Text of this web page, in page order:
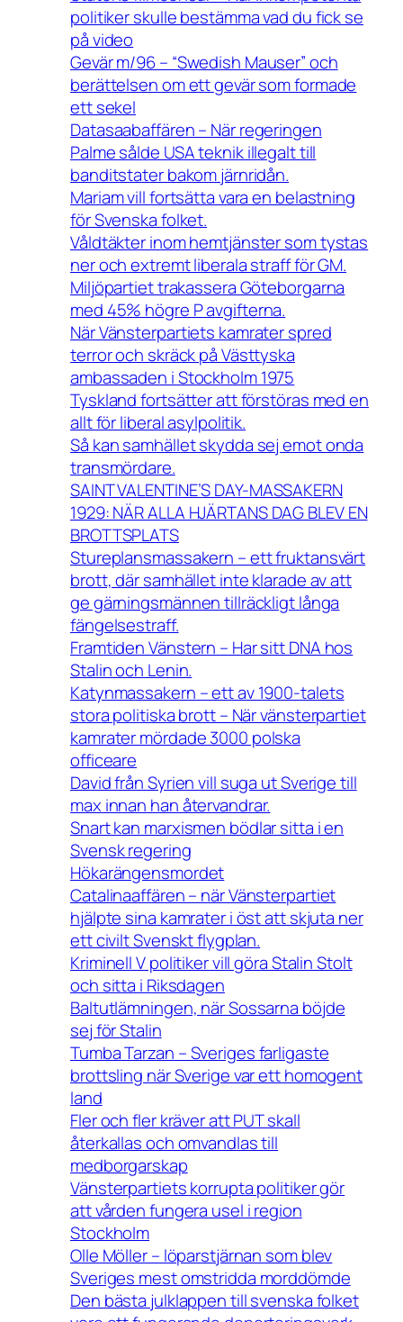
politiker skulle bestämma vad du fick se
på video
Gevär m/96 – “Swedish Mauser” och
berättelsen om ett gevär som formade
ett sekel
Datasaabaffären – När regeringen
Palme sålde USA teknik illegalt till
banditstater bakom järnridån.
Mariam vill fortsätta vara en belastning
för Svenska folket.
Våldtäkter inom hemtjänster som tystas
ner och extremt liberala straff för GM.
Miljöpartiet trakassera Göteborgarna
med 45% högre P avgifterna.
När Vänsterpartiets kamrater spred
terror och skräck på Västtyska
ambassaden i Stockholm 1975
Tyskland fortsätter att förstöras med en
allt för liberal asylpolitik.
Så kan samhället skydda sej emot onda
transmördare.
SAINT VALENTINE’S DAY-MASSAKERN
1929: NÄR ALLA HJÄRTANS DAG BLEV EN
BROTTSPLATS
Stureplansmassakern – ett fruktansvärt
brott, där samhället inte klarade av att
ge gärningsmännen tillräckligt långa
fängelsestraff.
Framtiden Vänstern – Har sitt DNA hos
Stalin och Lenin.
Katynmassakern – ett av 1900-talets
stora politiska brott – När vänsterpartiet
kamrater mördade 3000 polska
officeare
David från Syrien vill suga ut Sverige till
max innan han återvandrar.
Snart kan marxismen bödlar sitta i en
Svensk regering
Hökarängensmordet
Catalinaaffären – när Vänsterpartiet
hjälpte sina kamrater i öst att skjuta ner
ett civilt Svenskt flygplan.
Kriminell V politiker vill göra Stalin Stolt
och sitta i Riksdagen
Baltutlämningen, när Sossarna böjde
sej för Stalin
Tumba Tarzan – Sveriges farligaste
brottsling när Sverige var ett homogent
land
Fler och fler kräver att PUT skall
återkallas och omvandlas till
medborgarskap
Vänsterpartiets korrupta politiker gör
att vården fungera usel i region
Stockholm
Olle Möller – löparstjärnan som blev
Sveriges mest omstridda morddömde
Den bästa julklappen till svenska folket